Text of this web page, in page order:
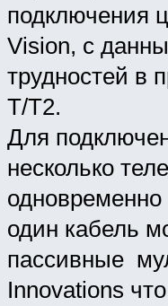
подключения
Vision, с
трудностей в
T/T2.
Для
несколько
одновременно
один кабель
пассивные
Innovations